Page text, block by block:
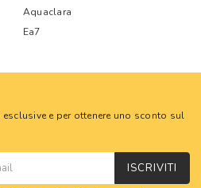
Aquaclara
Ea7
e per ottenere uno sconto sul
ISCRIVITI